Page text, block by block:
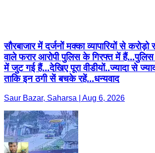
सौरबाजार में दर्जनों मक्का व्यापारियों से
वाले फरार आरोपी पुलिस के गिरफ्त में
में जुट गई हैं...देखिए पूरा वीडीयों..ज्यादा से
ताकि इन ठगी सें बचके रहें...धन्यवाद
Saur Bazar, Saharsa | Aug 6, 2026